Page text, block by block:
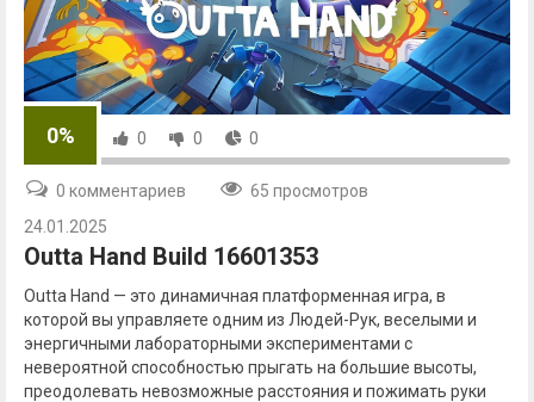
0% 0 0 0
0 комментариев
65 просмотров
24.01.2025
Outta Hand Build 16601353
Outta Hand — это динамичная платформенная игра, в
которой вы управляете одним из Людей-Рук, веселыми и
энергичными лабораторными экспериментами с
невероятной способностью прыгать на большие высоты,
преодолевать невозможные расстояния и пожимать руки